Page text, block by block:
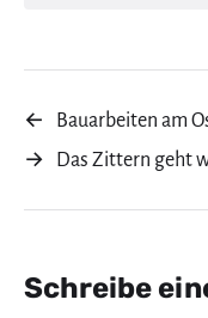
←
Bauarbeiten am
→
Das Zittern geht
Schreibe